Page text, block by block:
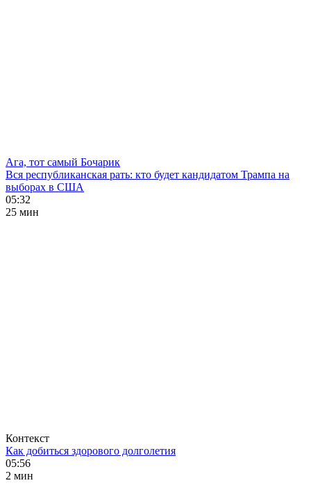
Ага, тот самый Бочарик
Вся республиканская рать: кто будет кандидатом Трампа на
выборах в США
05:32
25 мин
Контекст
Как добиться здорового долголетия
05:56
2 мин